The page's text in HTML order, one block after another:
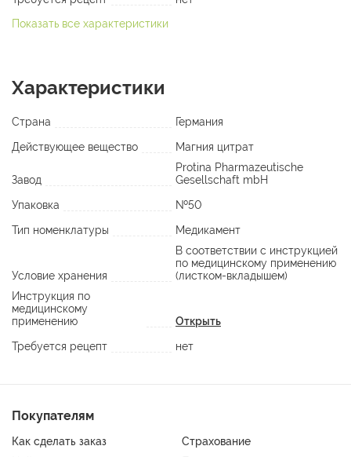
Показать все характеристики
Характеристики
Страна
Германия
Действующее вещество
Магния цитрат
Завод
Protina Pharmazeutische
Gesellschaft mbH
Упаковка
№50
Тип номенклатуры
Медикамент
Условие хранения
В соответствии с инструкцией
по медицинскому применению
(листком-вкладышем)
Инструкция по
медицинскому
применению
Открыть
Требуется рецепт
нет
Покупателям
Как сделать заказ
Страхование